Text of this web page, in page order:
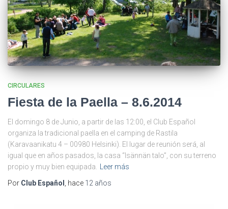
CIRCULARES
Fiesta de la Paella – 8.6.2014
El domingo 8 de Junio, a partir de las 12:00, el Club Español
organiza la tradicional paella en el camping de Rastila
(Karavaanikatu 4 – 00980 Helsinki). El lugar de reunión será, al
igual que en años pasados, la casa “Isännän talo”, con su terreno
propio y muy bien equipada.
Leer más
Por Club Español , hace 12 años